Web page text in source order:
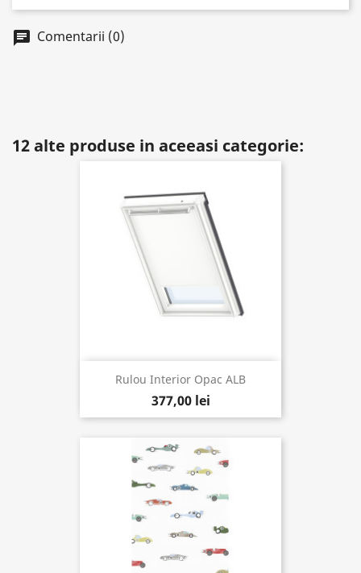
chat Comentarii (0)
12 alte produse in aceeasi categorie:
Rulou Interior Opac ALB
377,00 lei